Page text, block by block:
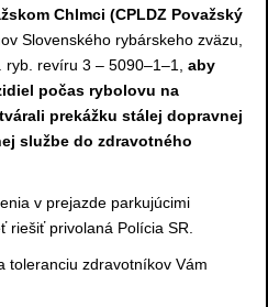
Chlmci (CPLDZ Považský
Slovenského rybárskeho zväzu,
revíru 3 – 5090–1–1, aby
počas rybolovu na
prekážku stálej dopravnej
službe do zdravotného
v prejazde parkujúcimi
riešiť privolaná Polícia SR.
toleranciu zdravotníkov Vám